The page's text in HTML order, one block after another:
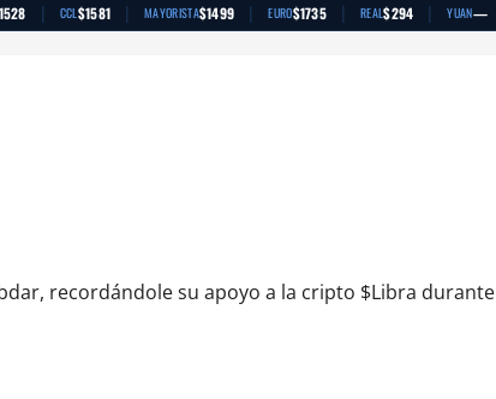
| CCL$1581 | MAYORISTA$1499 | EURO$1735 | REAL$294 | YUAN—
recordándole su apoyo a la cripto $Libra durante